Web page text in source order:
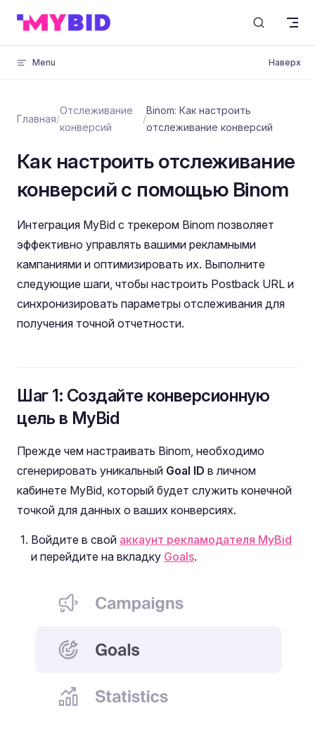
Skip to content
Menu Наверх
Главная/
Отслеживание
конверсий
/
Binom: Как настроить
отслеживание конверсий
Как настроить отслеживание
конверсий с помощью Binom
Интеграция MyBid с трекером Binom позволяет
эффективно управлять вашими рекламными
кампаниями и оптимизировать их. Выполните
следующие шаги, чтобы настроить Postback URL и
синхронизировать параметры отслеживания для
получения точной отчетности.
Шаг 1: Создайте конверсионную
цель в MyBid
Прежде чем настраивать Binom, необходимо
сгенерировать уникальный Goal ID в личном
кабинете MyBid, который будет служить конечной
точкой для данных о ваших конверсиях.
Войдите в свой аккаунт рекламодателя MyBid
и перейдите на вкладку Goals.